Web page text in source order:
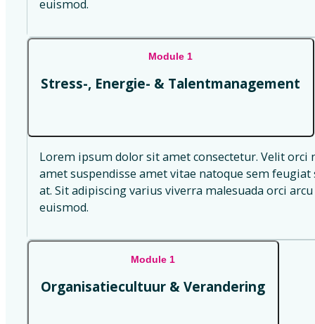
euismod.
Module 1
Stress-, Energie- & Talentmanagement
Lorem ipsum dolor sit amet consectetur. Velit
amet suspendisse amet vitae natoque sem
at. Sit adipiscing varius viverra malesuada orci
euismod.
Module 1
Organisatiecultuur & Verandering